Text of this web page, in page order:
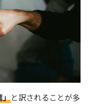
」と訳されることが多